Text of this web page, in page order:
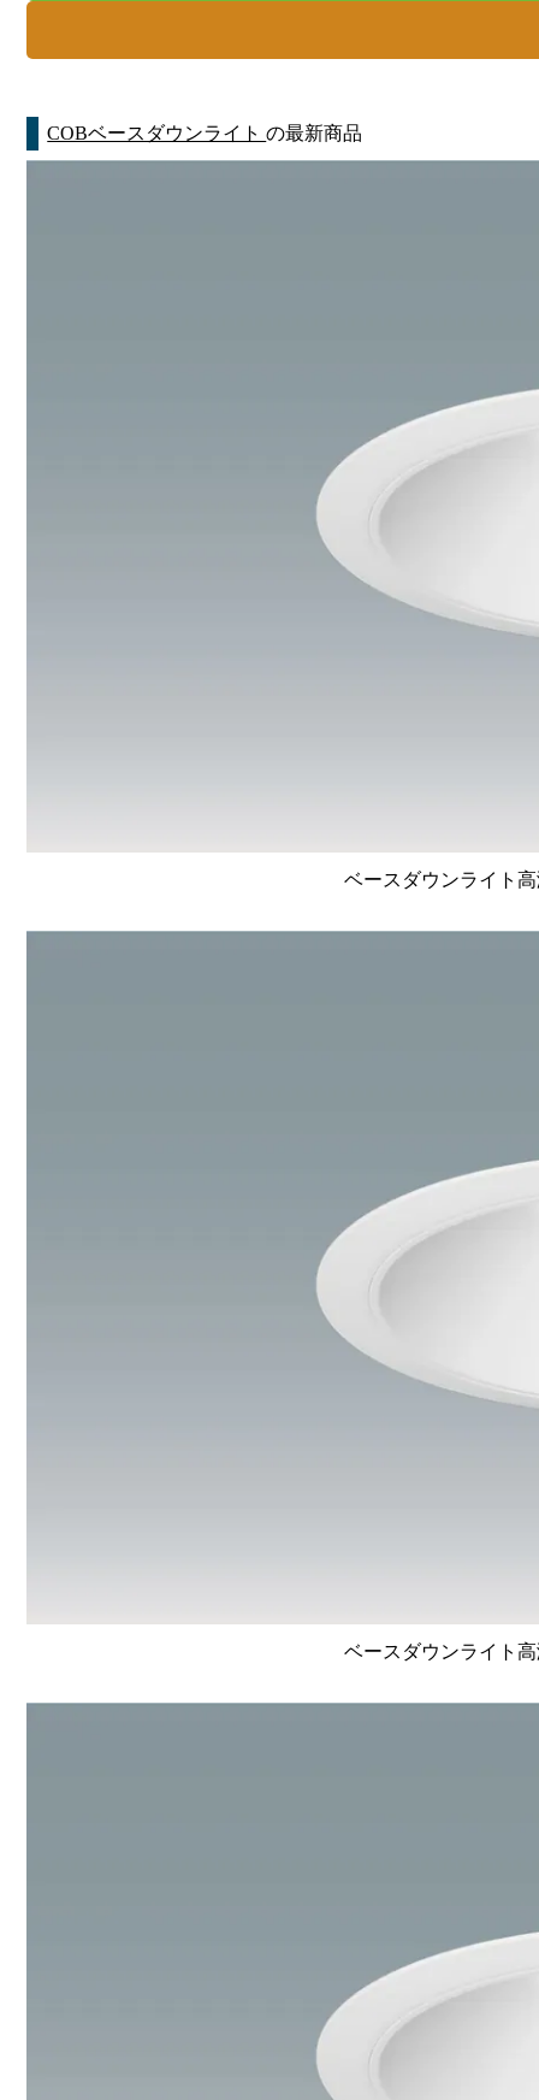
COBベースダウンライトの最新商品
ベースダウンライト
ベースダウンライト